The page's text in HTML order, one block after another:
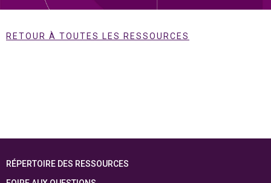
RETOUR À TOUTES LES RESSOURCES
RÉPERTOIRE DES RESSOURCES